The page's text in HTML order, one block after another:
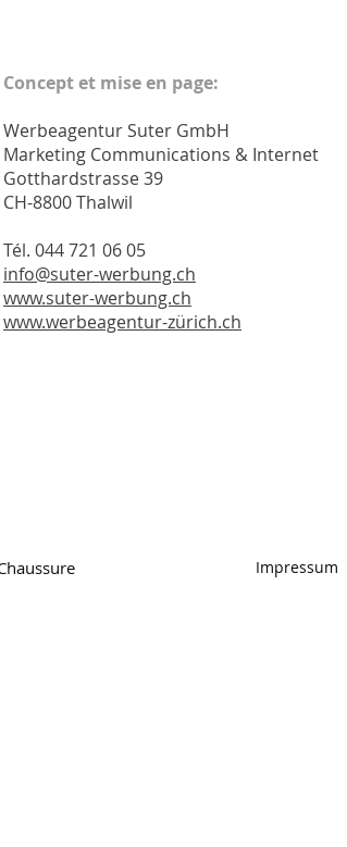
Concept et mise en page:
Werbeagentur Suter GmbH
Marketing Communications & Internet
Gotthardstrasse 39
CH-8800 Thalwil
Tél. 044 721 06 05
info@suter-werbung.ch
www.suter-werbung.ch
www.werbeagentur-zürich.ch
Impressum